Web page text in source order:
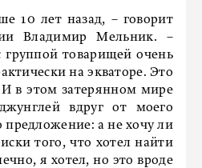
10 лет назад, – говорит
Владимир Мельник. –
группой товарищей очень
на экваторе. Это
в этом затерянном мире
вдруг от моего
предложение: а не хочу ли
того, что хотел найти
я хотел, но это вроде